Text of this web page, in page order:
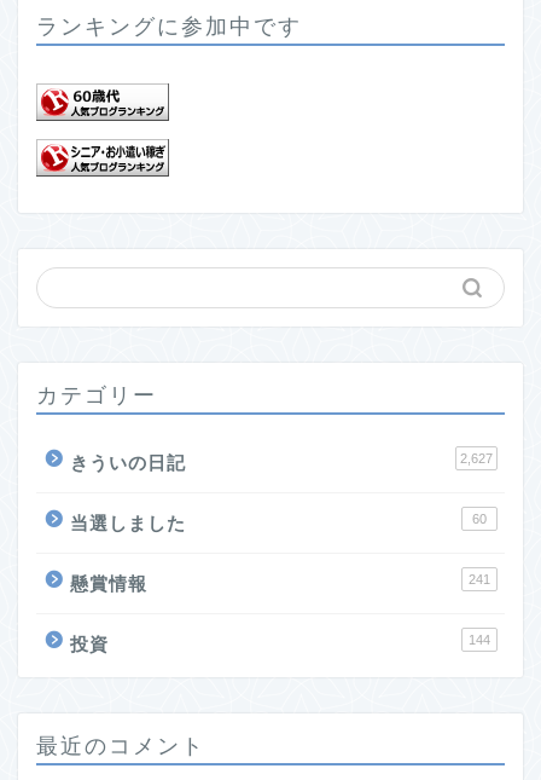
ランキングに参加中です
カテゴリー
きういの日記 2,627
当選しました 60
懸賞情報 241
投資 144
最近のコメント